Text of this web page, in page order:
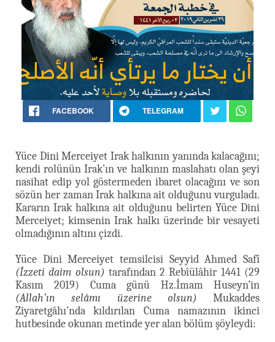
FACEBOOK TELEGRAM
Yüce Dini Merceiyet Irak halkının yanında kalacağını;
kendi rolünün Irak’ın ve halkının maslahatı olan şeyi
nasihat edip yol göstermeden ibaret olacağını ve son
sözün her zaman Irak halkına ait olduğunu vurguladı.
Kararın Irak halkına ait olduğunu belirten Yüce Dini
Merceiyet; kimsenin Irak halkı üzerinde bir vesayeti
olmadığının altını çizdi.
Yüce Dini Merceiyet temsilcisi Seyyid Ahmed Safî
(İzzeti daim olsun) tarafından 2 Rebîülâhir 1441 (29
Kasım 2019) Cuma günü Hz.İmam Huseyn’in
(Allah’ın selâmı üzerine olsun) Mukaddes
Ziyaretgâhı’nda kıldırılan Cuma namazının ikinci
hutbesinde okunan metinde yer alan bölüm şöyleydi: